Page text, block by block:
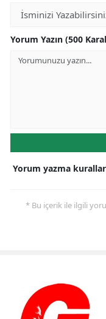
Yorum Yazın (500
Yorum yazma
* Bu içerik ile ilgili